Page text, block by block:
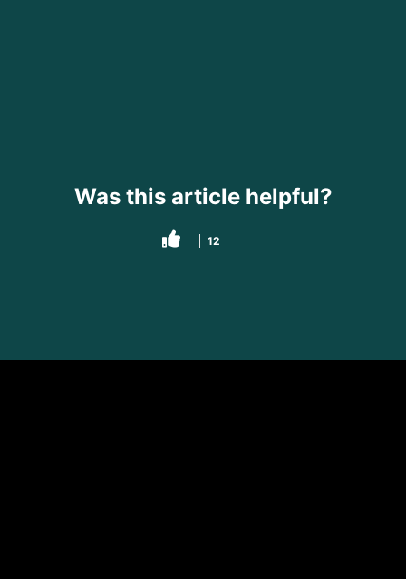
Was this article helpful?
12